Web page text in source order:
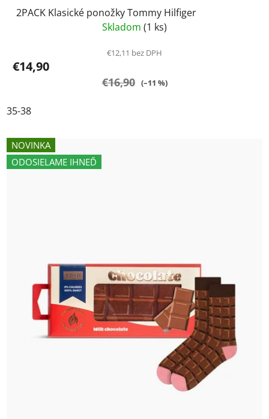
2PACK Klasické ponožky Tommy Hilfiger
Skladom (1 ks)
€12,11 bez DPH
€14,90
€16,90 (–11 %)
35-38
NOVINKA
ODOSIELAME IHNEĎ